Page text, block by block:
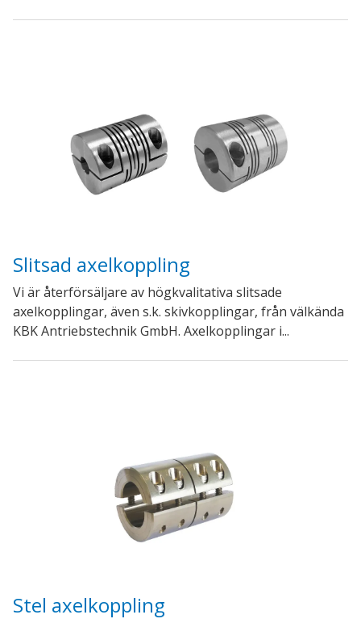
Slitsad axelkoppling
Vi är återförsäljare av högkvalitativa slitsade
axelkopplingar, även s.k. skivkopplingar, från välkända
KBK Antriebstechnik GmbH. Axelkopplingar i...
Stel axelkoppling